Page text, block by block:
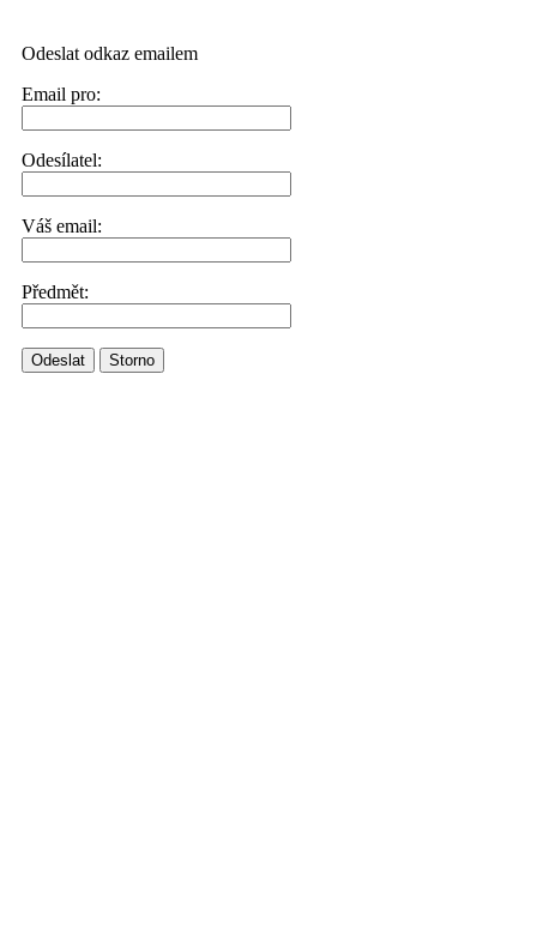
Odeslat odkaz emailem
Email pro:
Odesílatel:
Váš email:
Předmět:
Odeslat Storno